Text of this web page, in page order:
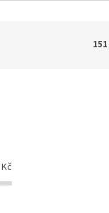
151
Kč